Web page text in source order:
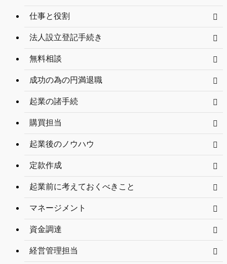
仕事と役割
法人設立登記手続き
無料相談
成功の為の円満退職
起業の諸手続
購買担当
起業後のノウハウ
定款作成
起業前に考えておくべきこと
マネージメント
資金調達
経営管理担当